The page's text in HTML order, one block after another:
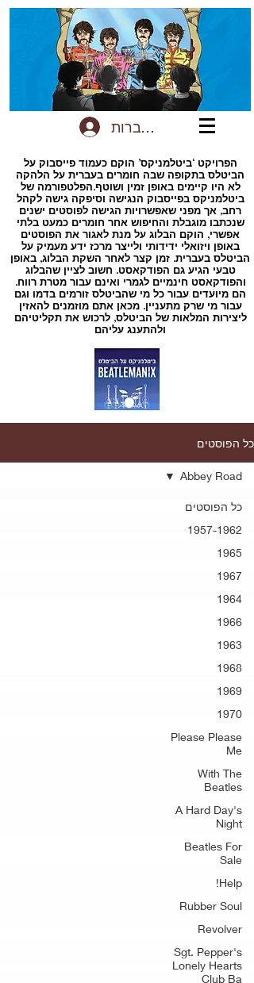
להתחברות
הפרויקט ‘ביטלמניקס’ הוקם כעמוד פייסבוק על
הביטלס בתקופה שבה חומרים בעברית על הלהקה
לא היו קיימים באופן זמין ושוטף.הפלטפורמה של
ביטלמניקס בפייסבוק הנגישה וסיפקה גישה לקהל
רחב, אך מפני שאפשרויות הגישה לפוסטים ישנים
שנכתבו מוגבלת והחיפוש אחר חומרים כמעט בלתי
אפשרי, הוקם הבלוג על מנת לאגור את הפוסטים
באופן ויזואלי ידידותי ולייצר מרכז ידע מעמיק על
הביטלס בעברית. זמן קצר לאחר השקת הבלוג, באופן
טבעי הגיע גם הפודקאסט. חשוב לציין שהבלוג
והפודקאסט חינמיים לגמרי ואינם עבור מטרת רווח.
הם מיועדים עבור כל מי שהביטלס זורמים בדמו וגם
עבור מי שרק מתעניין. מכאן אתם מוזמנים להאזין
ליצירות המלאות של הביטלס, לרכוש את תקליטיהם
ולהתענג עליהם
כל הפוסטים
כל הפוסטים
1957-1962
1965
1967
1964
1966
1963
1968
1969
1970
Please Please
Me
With The
Beatles
A Hard Day's
Night
Beatles For
Sale
Help!
Rubber Soul
Revolver
Sgt. Pepper's
Lonely Hearts
Club Ba
Abbey Road